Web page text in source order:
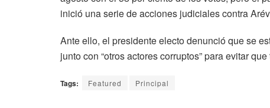
inició una serie de acciones judiciales contra
Ante ello, el presidente electo denunció que se
junto con “otros actores corruptos” para evitar
Tags: Featured Principal